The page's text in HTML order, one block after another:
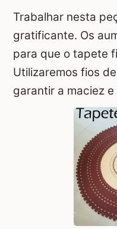
Trabalhar nesta
gratificante. Os
para que o tapete
Utilizaremos fios
garantir a maciez